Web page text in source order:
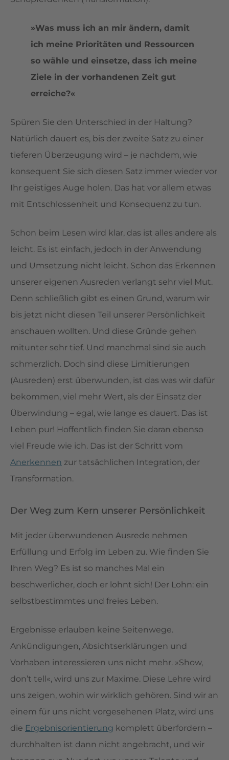
»Was muss ich an mir ändern, damit
ich meine Prioritäten und Ressourcen
so wähle und einsetze, dass ich meine
Ziele in der vorhandenen Zeit gut
erreiche?«
Spüren Sie den Unterschied in der Haltung?
Natürlich dauert es, bis der zweite Satz zu einer
tieferen Überzeugung wird – je nachdem, wie
konsequent Sie sich diesen Satz immer wieder vor
Ihr geistiges Auge holen. Das hat vor allem etwas
mit Entschlossenheit und Konsequenz zu tun.
Schon beim Lesen wird klar, das ist alles andere als
leicht. Es ist einfach, jedoch in der Anwendung
und Umsetzung nicht leicht. Schon das Erkennen
unserer eigenen Ausreden verlangt sehr viel Mut.
Denn schließlich gibt es einen Grund, warum wir
bis jetzt nicht diesen Teil unserer Persönlichkeit
anschauen wollten. Und diese Gründe gehen
mitunter sehr tief. Und manchmal sind sie auch
schmerzlich. Doch sind diese Limitierungen
(Ausreden) erst überwunden, ist das was wir dafür
bekommen, viel mehr Wert, als der Einsatz der
Überwindung – egal, wie lange es dauert. Das ist
Leben pur! Hoffentlich finden Sie daran ebenso
viel Freude wie ich. Das ist der Schritt vom
Anerkennen zur tatsächlichen Integration, der
Transformation.
Der Weg zum Kern unserer Persönlichkeit
Mit jeder überwundenen Ausrede nehmen
Erfüllung und Erfolg im Leben zu. Wie finden Sie
Ihren Weg? Es ist so manches Mal ein
beschwerlicher, doch er lohnt sich! Der Lohn: ein
selbstbestimmtes und freies Leben.
Ergebnisse erlauben keine Seitenwege.
Ankündigungen, Absichtserklärungen und
Vorhaben interessieren uns nicht mehr. »Show,
don’t tell«, wird uns zur Maxime. Diese Lehre wird
uns zeigen, wohin wir wirklich gehören. Sind wir an
einem für uns nicht vorgesehenen Platz, wird uns
die Ergebnisorientierung komplett überfordern –
durchhalten ist dann nicht angebracht, und wir